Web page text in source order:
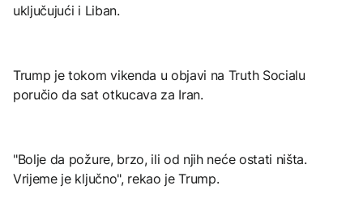
uključujući i Liban.
Trump je tokom vikenda u objavi na Truth Socialu
poručio da sat otkucava za Iran.
"Bolje da požure, brzo, ili od njih neće ostati ništa.
Vrijeme je ključno", rekao je Trump.